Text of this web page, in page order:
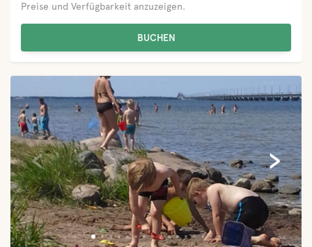
Preise und Verfügbarkeit anzuzeigen.
BUCHEN
›
‹